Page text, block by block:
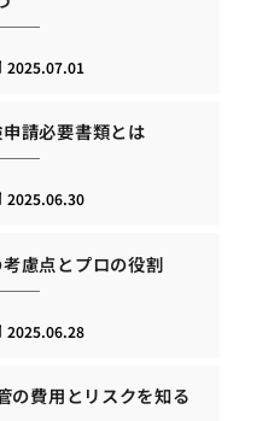
2025.07.01
請必要書類とは
2025.06.30
慮点とプロの役割
2025.06.28
の費用とリスクを知る